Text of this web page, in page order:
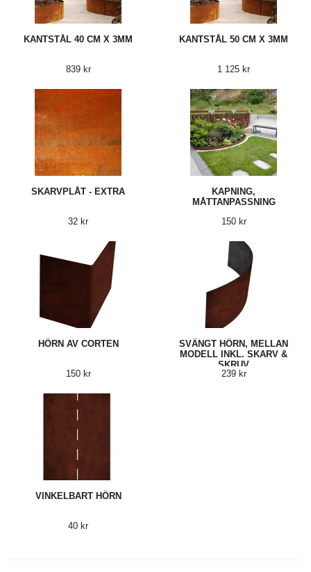
KANTSTÅL 40 CM X 3MM
839 kr
KANTSTÅL 50 CM X 3MM
1 125 kr
SKARVPLÅT - EXTRA
32 kr
KAPNING,
MÅTTANPASSNING
150 kr
HÖRN AV CORTEN
150 kr
SVÄNGT HÖRN, MELLAN
MODELL INKL. SKARV &
SKRUV
239 kr
VINKELBART HÖRN
40 kr